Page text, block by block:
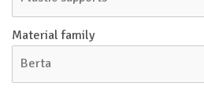
Material family
Berta